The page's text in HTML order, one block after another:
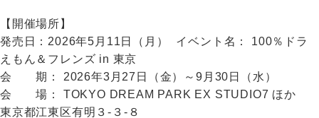
【開催場所】
発売日：2026年5月11日（月） イベント名： 100％ドラ
えもん＆フレンズ in 東京
会 期： 2026年3月27日（金）～9月30日（水）
会 場： TOKYO DREAM PARK EX STUDIO7 ほか
東京都江東区有明３-３-８